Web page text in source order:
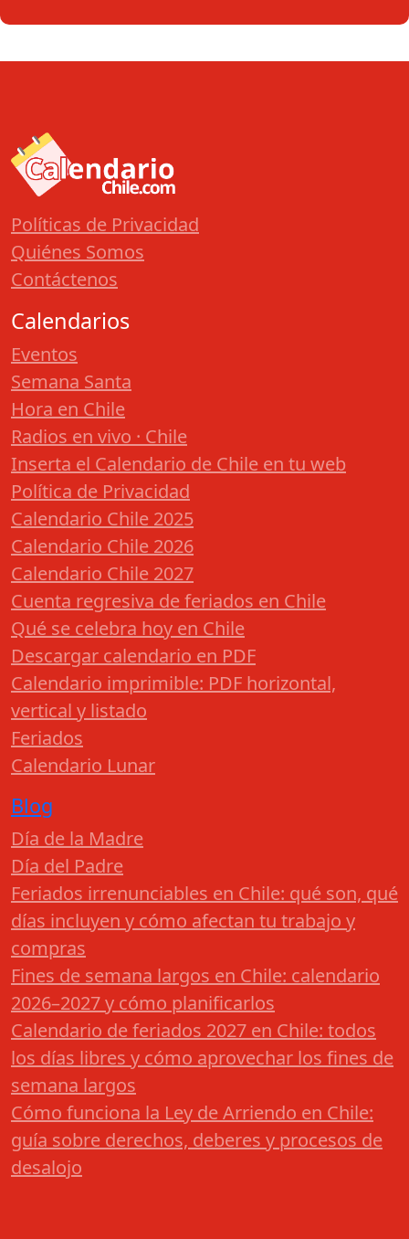
Políticas de Privacidad
Quiénes Somos
Contáctenos
Calendarios
Eventos
Semana Santa
Hora en Chile
Radios en vivo · Chile
Inserta el Calendario de Chile en tu web
Política de Privacidad
Calendario Chile 2025
Calendario Chile 2026
Calendario Chile 2027
Cuenta regresiva de feriados en Chile
Qué se celebra hoy en Chile
Descargar calendario en PDF
Calendario imprimible: PDF horizontal,
vertical y listado
Feriados
Calendario Lunar
Blog
Día de la Madre
Día del Padre
Feriados irrenunciables en Chile: qué son, qué
días incluyen y cómo afectan tu trabajo y
compras
Fines de semana largos en Chile: calendario
2026–2027 y cómo planificarlos
Calendario de feriados 2027 en Chile: todos
los días libres y cómo aprovechar los fines de
semana largos
Cómo funciona la Ley de Arriendo en Chile:
guía sobre derechos, deberes y procesos de
desalojo